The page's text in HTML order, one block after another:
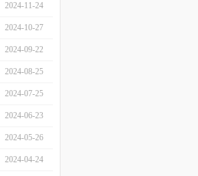
2024-11-24
2024-10-27
2024-09-22
2024-08-25
2024-07-25
2024-06-23
2024-05-26
2024-04-24